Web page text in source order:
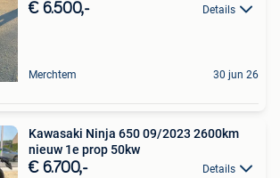
€ 6.500,- Details
Merchtem 30 jun 26
Kawasaki Ninja 650 09/2023 2600km
nieuw 1e prop 50kw
€ 6.700,- Details